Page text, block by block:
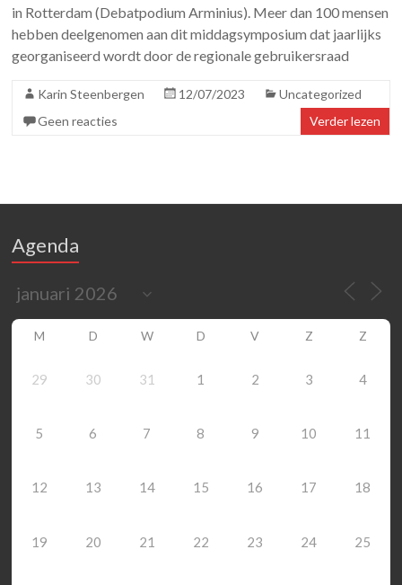
in Rotterdam (Debatpodium Arminius). Meer dan 100 mensen
hebben deelgenomen aan dit middagsymposium dat jaarlijks
georganiseerd wordt door de regionale gebruikersraad
Karin Steenbergen 12/07/2023
Uncategorized
Geen reacties
Verder lezen
Agenda
M D W D V Z Z
29 30 31 1 2 3 4
5 6 7 8 9 10 11
12 13 14 15 16 17 18
19 20 21 22 23 24 25